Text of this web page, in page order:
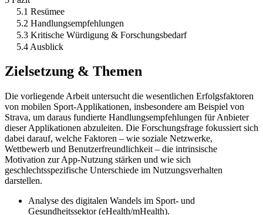
5.1 Resümee
5.2 Handlungsempfehlungen
5.3 Kritische Würdigung & Forschungsbedarf
5.4 Ausblick
Zielsetzung & Themen
Die vorliegende Arbeit untersucht die wesentlichen Erfolgsfaktoren
von mobilen Sport-Applikationen, insbesondere am Beispiel von
Strava, um daraus fundierte Handlungsempfehlungen für Anbieter
dieser Applikationen abzuleiten. Die Forschungsfrage fokussiert sich
dabei darauf, welche Faktoren – wie soziale Netzwerke,
Wettbewerb und Benutzerfreundlichkeit – die intrinsische
Motivation zur App-Nutzung stärken und wie sich
geschlechtsspezifische Unterschiede im Nutzungsverhalten
darstellen.
Analyse des digitalen Wandels im Sport- und
Gesundheitssektor (eHealth/mHealth).